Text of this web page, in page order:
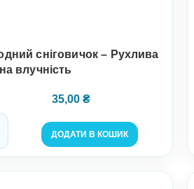
сніговичок – Рухлива
влучність
35,00₴
ДОДАТИ В КОШИК